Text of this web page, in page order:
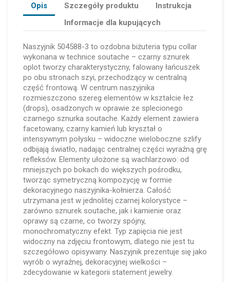
Opis Szczegóły produktu
Instrukcja
Informacje dla kupujących
Naszyjnik 504588-3 to ozdobna biżuteria typu collar
wykonana w technice soutache – czarny sznurek
oplot tworzy charakterystyczny, falowany łańcuszek
po obu stronach szyi, przechodzący w centralną
część frontową. W centrum naszyjnika
rozmieszczono szereg elementów w kształcie łez
(drops), osadzonych w oprawie ze splecionego
czarnego sznurka soutache. Każdy element zawiera
facetowany, czarny kamień lub kryształ o
intensywnym połysku – widoczne wieloboczne szlify
odbijają światło, nadając centralnej części wyraźną grę
refleksów. Elementy ułożone są wachlarzowo: od
mniejszych po bokach do większych pośrodku,
tworząc symetryczną kompozycję w formie
dekoracyjnego naszyjnika-kołnierza. Całość
utrzymana jest w jednolitej czarnej kolorystyce –
zarówno sznurek soutache, jak i kamienie oraz
oprawy są czarne, co tworzy spójny,
monochromatyczny efekt. Typ zapięcia nie jest
widoczny na zdjęciu frontowym, dlatego nie jest tu
szczegółowo opisywany. Naszyjnik prezentuje się jako
wyrób o wyraźnej, dekoracyjnej wielkości –
zdecydowanie w kategorii statement jewelry.